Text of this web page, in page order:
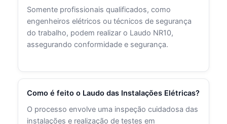
Somente profissionais qualificados, como
engenheiros elétricos ou técnicos de segurança
do trabalho, podem realizar o Laudo NR10,
assegurando conformidade e segurança.
Como é feito o Laudo das Instalações Elétricas?
O processo envolve uma inspeção cuidadosa das
instalações e realização de testes em